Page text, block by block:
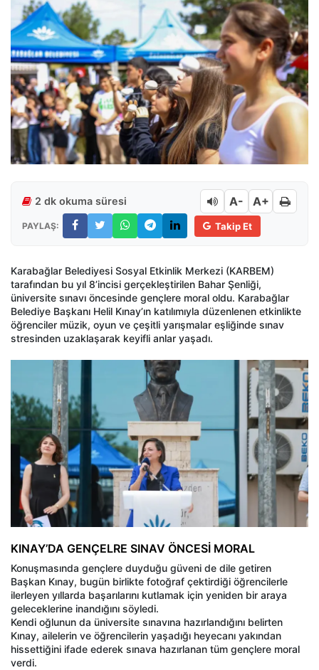
2 dk okuma süresi A- A+
PAYLAŞ: Takip Et
Karabağlar Belediyesi Sosyal Etkinlik Merkezi (KARBEM)
tarafından bu yıl 8’incisi gerçekleştirilen Bahar Şenliği,
üniversite sınavı öncesinde gençlere moral oldu. Karabağlar
Belediye Başkanı Helil Kınay’ın katılımıyla düzenlenen etkinlikte
öğrenciler müzik, oyun ve çeşitli yarışmalar eşliğinde sınav
stresinden uzaklaşarak keyifli anlar yaşadı.
KINAY’DA GENÇELRE SINAV ÖNCESİ MORAL
Konuşmasında gençlere duyduğu güveni de dile getiren
Başkan Kınay, bugün birlikte fotoğraf çektirdiği öğrencilerle
ilerleyen yıllarda başarılarını kutlamak için yeniden bir araya
geleceklerine inandığını söyledi.
Kendi oğlunun da üniversite sınavına hazırlandığını belirten
Kınay, ailelerin ve öğrencilerin yaşadığı heyecanı yakından
hissettiğini ifade ederek sınava hazırlanan tüm gençlere moral
verdi.